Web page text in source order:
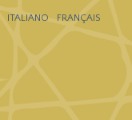
ITALIANO
FRANÇAIS